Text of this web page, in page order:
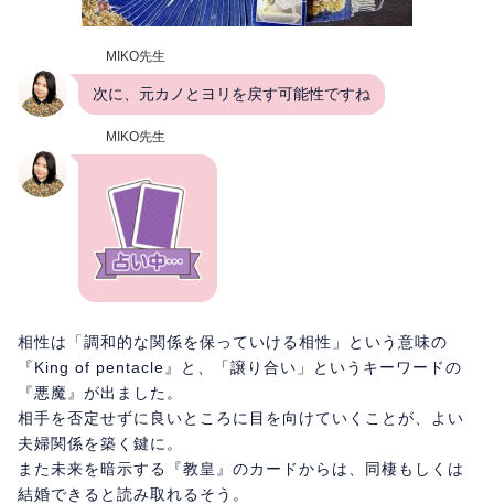
MIKO先生
次に、元カノとヨリを戻す可能性ですね
MIKO先生
相性は「調和的な関係を保っていける相性」という意味の
『King of pentacle』と、「譲り合い」というキーワードの
『悪魔』が出ました。
相手を否定せずに良いところに目を向けていくことが、よい
夫婦関係を築く鍵に。
また未来を暗示する『教皇』のカードからは、同棲もしくは
結婚できると読み取れるそう。